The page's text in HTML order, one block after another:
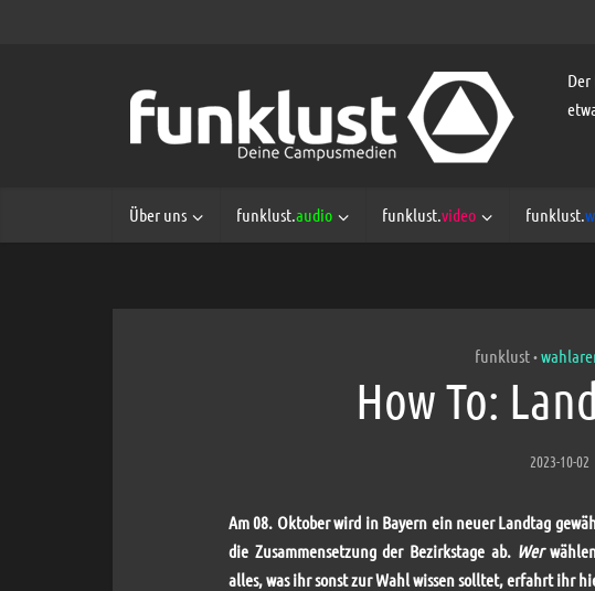
Über uns funklust.audio funklust.video funklust.
funklust •
How To:
2023-10-02
Am 08. Oktober wird in Bayern ein neuer Landtag
die Zusammensetzung der Bezirkstage ab. Wer
alles, was ihr sonst zur Wahl wissen solltet, erfahrt ihr